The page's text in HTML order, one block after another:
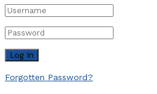
Forgotten Password?